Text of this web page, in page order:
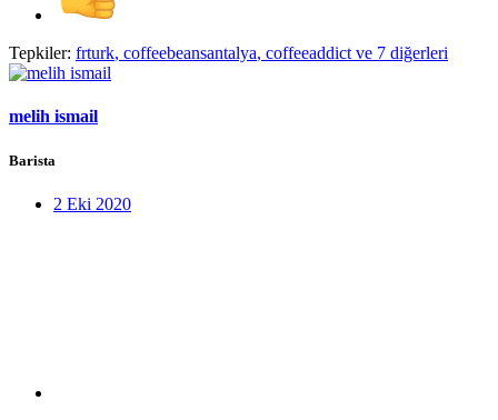
Tepkiler: frturk, coffeebeansantalya, coffeeaddict ve 7 diğerleri
melih ismail
Barista
2 Eki 2020